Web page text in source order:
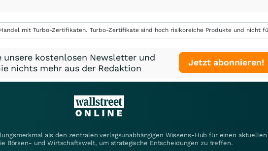
mit Turbo-Zertifikaten. Turbo-Zertifikate sind hoch risikoreiche Produkte und nicht
unsere kostenlosen Newsletter und
nichts mehr aus der Redaktion
Jetzt abonnieren!
als den zentralen verlagsunabhängigen Wissens-Hub für einen
Börsen- und Wirtschaftswelt, um strategische Entscheidungen zu treffen.